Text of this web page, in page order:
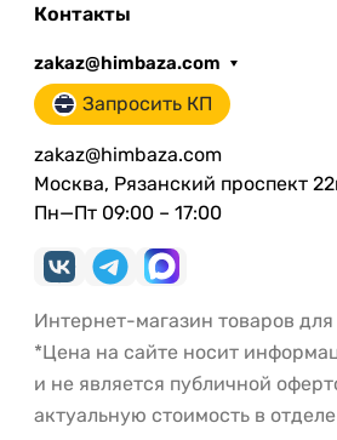
Контакты
zakaz@himbaza.com
Запросить КП
zakaz@himbaza.com
Москва, Рязанский проспект
Пн—Пт 09:00 – 17:00
Интернет-магазин товаров
*Цена на сайте носит
и не является публичной
актуальную стоимость в